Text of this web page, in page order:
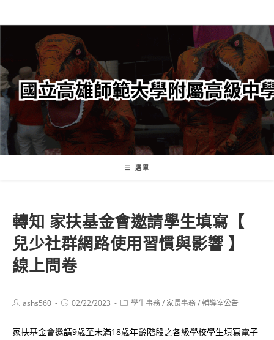
轉
要
內
容
選單
轉知 家扶基金會邀請學生填寫【
兒少社群網路使用習慣與影響 】
線上問卷
Postashs560
Post02/22/2023
Post學生事務/ 家長事務/輔導室公告
家扶基金會邀請9歲至未滿18歲年齡階段之各級學校學生填寫電子